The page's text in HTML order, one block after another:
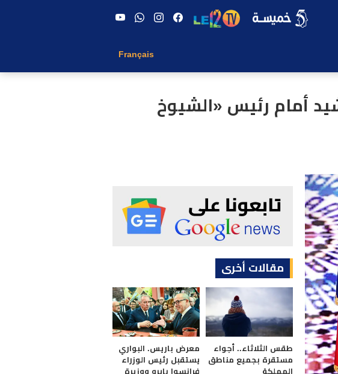
Français
أمام رئيس «الشيوخ
مقالات أخرى
طقس الثلاثاء.. أجواء
مستقرة بجميع مناطق
المملكة
معرض باريس. البواري
يستقبل رئيس الوزراء
فرانسوا بايرو ووزيرة